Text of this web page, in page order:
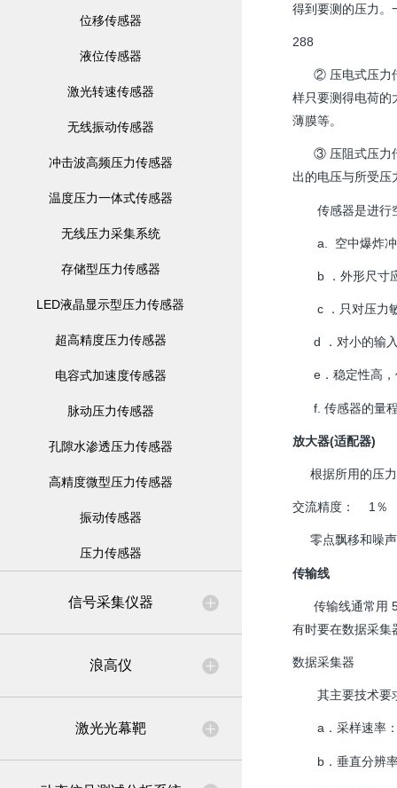
位移传感器
液位传感器
激光转速传感器
无线振动传感器
冲击波高频压力传感器
温度压力一体式传感器
无线压力采集系统
存储型压力传感器
LED液晶显示型压力传感器
超高精度压力传感器
电容式加速度传感器
脉动压力传感器
孔隙水渗透压力传感器
高精度微型压力传感器
振动传感器
压力传感器
信号采集仪器
浪高仪
激光光幕靶
得到要测的压力。
288
② 压电式压力传
样只要测得电荷的
薄膜等。
③ 压阻式压力传
出的电压与所受压
传感器是进行空
a. 空中爆炸冲击
b ．外形尺寸应
c ．只对压力敏
d ．对小的输入
e．稳定性高，
f. 传感器的量程
放大器(适配器)
根据所用的压力
交流精度： 1％
零点飘移和噪声
传输线
传输线通常用
有时要在数据采集
数据采集器
其主要技术要
a．采样速率：
b．垂直分辨率